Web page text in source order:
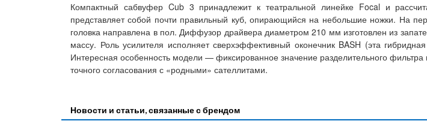
Компактный сабвуфер Cub 3 принадлежит к театральной линейке Focal и
представляет собой почти правильный куб, опирающийся на небольшие ножки. На
головка направлена в пол. Диффузор драйвера диаметром 210 мм изготовлен из
массу. Роль усилителя исполняет сверхэффективный оконечник BASH (эта
Интересная особенность модели — фиксированное значение разделительного
точного согласования с «родными» сателлитами.
Новости и статьи, связанные с брендом